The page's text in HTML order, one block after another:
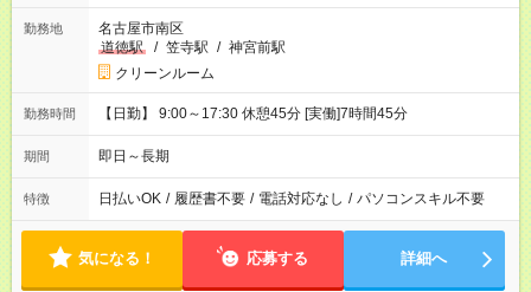
勤務地
名古屋市南区
道徳駅
/ 笠寺駅 / 神宮前駅
クリーンルーム
勤務時間 【日勤】 9:00～17:30 休憩45分 [実働]7時間45分
期間 即日～長期
特徴 日払いOK / 履歴書不要 / 電話対応なし / パソコンスキル不要
気になる！ 応募する 詳細へ